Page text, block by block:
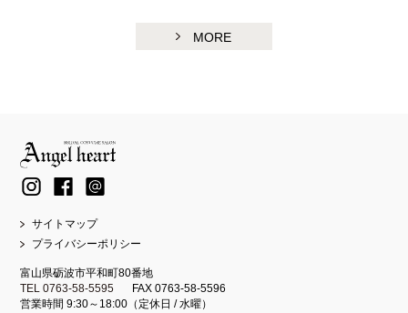
MORE
サイトマップ
プライバシーポリシー
富山県砺波市平和町80番地
TEL 0763-58-5595
FAX 0763-58-5596
営業時間 9:30～18:00（定休日 / 水曜）